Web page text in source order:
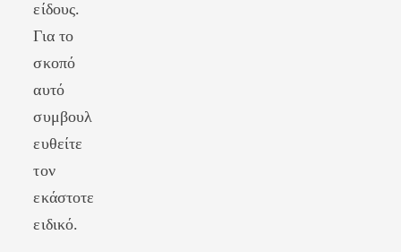
είδους.
Για το
σκοπό
αυτό
συμβουλ
ευθείτε
τον
εκάστοτε
ειδικό.